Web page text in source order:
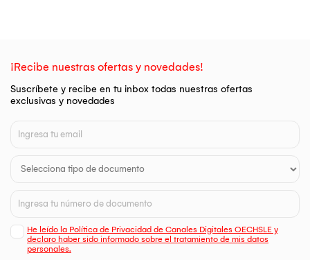
¡Recibe nuestras ofertas y novedades!
Suscríbete y recibe en tu inbox todas nuestras ofertas
exclusivas y novedades
He leído la Política de Privacidad de Canales Digitales OECHSLE y
declaro haber sido informado sobre el tratamiento de mis datos
personales.